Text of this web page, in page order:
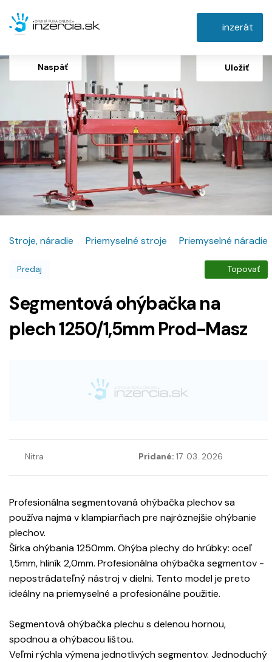
inzerát
Naspäť Uložiť
Stroje, náradie Priemyselné stroje Priemyselné náradie
Predaj Topovať
Segmentová ohýbačka na
plech 1250/1,5mm Prod-Masz
Nitra Pridané: 17. 03. 2026
Profesionálna segmentovaná ohýbačka plechov sa
používa najmä v klampiarňach pre najrôznejšie ohýbanie
plechov.
Šírka ohýbania 1250mm. Ohýba plechy do hrúbky: oceľ
1,5mm, hliník 2,0mm. Profesionálna ohýbačka segmentov -
nepostrádateľný nástroj v dielni. Tento model je preto
ideálny na priemyselné a profesionálne použitie.
Segmentová ohýbačka plechu s delenou hornou,
spodnou a ohýbacou lištou.
Veľmi rýchla výmena jednotlivých segmentov. Jednoduchý